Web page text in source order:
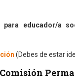
para educador/a
(Debes de estar